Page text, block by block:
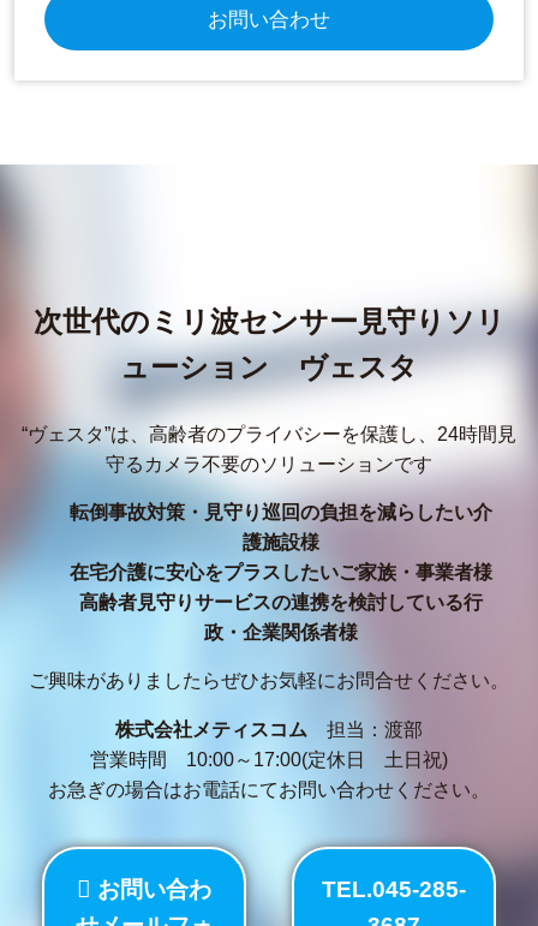
お問い合わせ
次世代のミリ波センサー見守りソリ
ューション ヴェスタ
“ヴェスタ”は、高齢者のプライバシーを保護し、24時間見
守るカメラ不要のソリューションです
転倒事故対策・見守り巡回の負担を減らしたい介
護施設様
在宅介護に安心をプラスしたいご家族・事業者様
高齢者見守りサービスの連携を検討している行
政・企業関係者様
ご興味がありましたらぜひお気軽にお問合せください。
株式会社メティスコム 担当：渡部
営業時間 10:00～17:00(定休日 土日祝)
お急ぎの場合はお電話にてお問い合わせください。
お問い合わ
TEL.045-285-